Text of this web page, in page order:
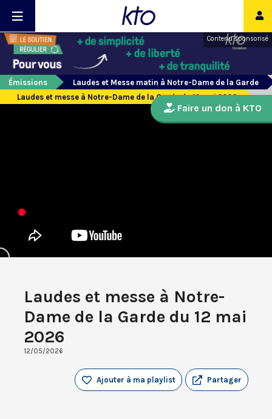
Contenu sponsorisé
Émissions
Laudes et Messe matin à Notre-Dame de la Garde
Laudes et messe à Notre-Dame de la Garde du 12 mai 2026
Laudes et messe à Notre-
Dame de la Garde du 12 mai
2026
12/05/2026
Partager
Ajouter à ma playlist
Faire un don à KTO